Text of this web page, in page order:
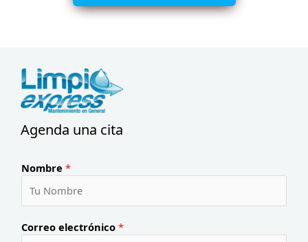
Agenda una cita
Nombre *
Correo electrónico *